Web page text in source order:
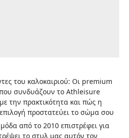
του καλοκαιριού: Οι premium
συνδυάζουν το Athleisure
την πρακτικότητα και πώς η
προστατεύει το σώμα σου
από το 2010 επιστρέφει για
το στυλ μας αυτόν τον